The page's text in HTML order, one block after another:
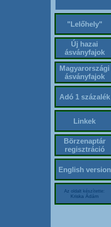
"Lelőhely"
Új hazai
ásványfajok
Magyarországi
ásványfajok
Adó 1 százalék
Linkek
Börzenaptár
regisztráció
English version
Az oldalt készítette:
Kriska Ádám